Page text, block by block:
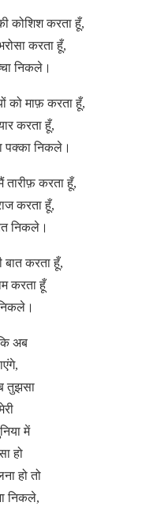
कोशिश करता हूँ,
करता हूँ,
निकले।
को माफ़ करता हूँ,
करता हूँ,
पक्का निकले।
करता हूँ,
करता हूँ,
निकले।
करता हूँ,
करता हूँ
अब
तुझसा
में
हो
हो तो
निकले,